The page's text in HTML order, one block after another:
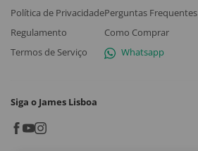
Política de Privacidade
Regulamento
Termos de Serviço
Perguntas Frequentes
Como Comprar
Whatsapp
Siga o James Lisboa